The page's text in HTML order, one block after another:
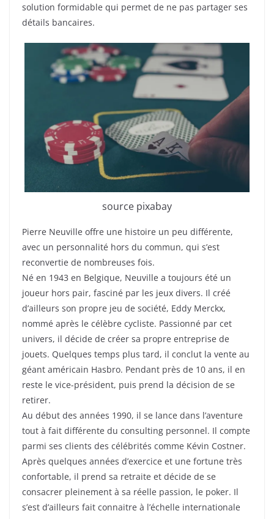
solution formidable qui permet de ne pas partager ses
détails bancaires.
source pixabay
Pierre Neuville offre une histoire un peu différente,
avec un personnalité hors du commun, qui s’est
reconvertie de nombreuses fois.
Né en 1943 en Belgique, Neuville a toujours été un
joueur hors pair, fasciné par les jeux divers. Il créé
d’ailleurs son propre jeu de société, Eddy Merckx,
nommé après le célèbre cycliste. Passionné par cet
univers, il décide de créer sa propre entreprise de
jouets. Quelques temps plus tard, il conclut la vente au
géant américain Hasbro. Pendant près de 10 ans, il en
reste le vice-président, puis prend la décision de se
retirer.
Au début des années 1990, il se lance dans l’aventure
tout à fait différente du consulting personnel. Il compte
parmi ses clients des célébrités comme Kévin Costner.
Après quelques années d’exercice et une fortune très
confortable, il prend sa retraite et décide de se
consacrer pleinement à sa réelle passion, le poker. Il
s’est d’ailleurs fait connaitre à l’échelle internationale